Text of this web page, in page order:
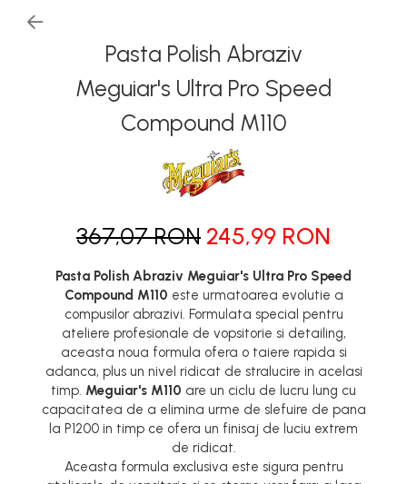
Pasta Polish Abraziv
Meguiar's Ultra Pro Speed
Compound M110
367,07 RON 245,99 RON
Pasta Polish Abraziv Meguiar's Ultra Pro Speed
Compound M110 este urmatoarea evolutie a
compusilor abrazivi. Formulata special pentru
ateliere profesionale de vopsitorie si detailing,
aceasta noua formula ofera o taiere rapida si
adanca, plus un nivel ridicat de stralucire in acelasi
timp. Meguiar's M110 are un ciclu de lucru lung cu
capacitatea de a elimina urme de slefuire de pana
la P1200 in timp ce ofera un finisaj de luciu extrem
de ridicat.
Aceasta formula exclusiva este sigura pentru